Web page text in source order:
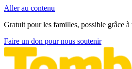
Aller au contenu
Gratuit pour les familles, possible grâce à
Faire un don pour nous soutenir